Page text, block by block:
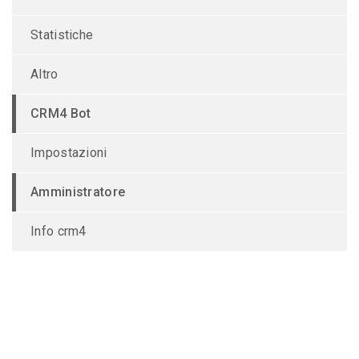
Statistiche
Altro
CRM4 Bot
Impostazioni
Amministratore
Info crm4